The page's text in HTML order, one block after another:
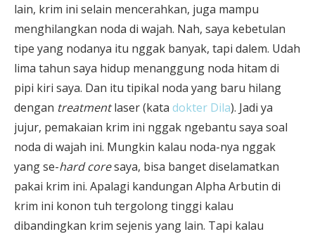
lain, krim ini selain mencerahkan, juga mampu
menghilangkan noda di wajah. Nah, saya kebetulan
tipe yang nodanya itu nggak banyak, tapi dalem. Udah
lima tahun saya hidup menanggung noda hitam di
pipi kiri saya. Dan itu tipikal noda yang baru hilang
dengan treatmentlaser (kata dokter Dila). Jadi ya
jujur, pemakaian krim ini nggak ngebantu saya soal
noda di wajah ini. Mungkin kalau noda-nya nggak
yang se-hard coresaya, bisa banget diselamatkan
pakai krim ini. Apalagi kandungan Alpha Arbutin di
krim ini konon tuh tergolong tinggi kalau
dibandingkan krim sejenis yang lain. Tapi kalau